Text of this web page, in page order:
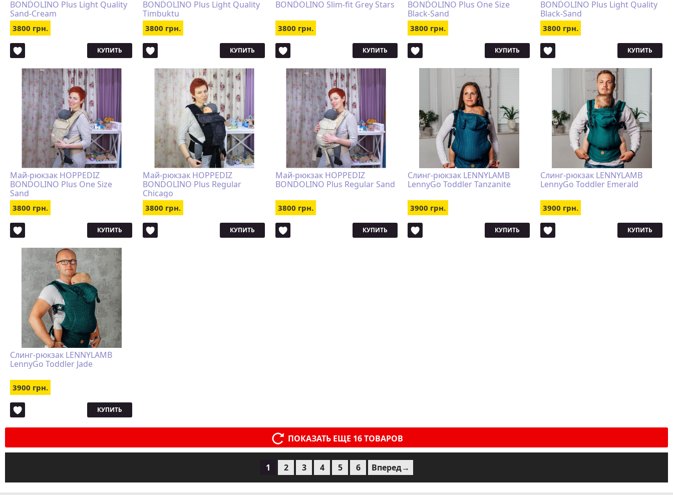
BONDOLINO Plus Light Quality
Sand-Cream
3800 грн.
КУПИТЬ
BONDOLINO Plus Light Quality
Timbuktu
3800 грн.
КУПИТЬ
BONDOLINO Slim-fit Grey Stars
3800 грн.
КУПИТЬ
BONDOLINO Plus One Size
Black-Sand
3800 грн.
КУПИТЬ
BONDOLINO Plus Light Quality
Black-Sand
3800 грн.
КУПИТЬ
Май-рюкзак HOPPEDIZ
BONDOLINO Plus One Size
Sand
3800 грн.
КУПИТЬ
Май-рюкзак HOPPEDIZ
BONDOLINO Plus Regular
Chicago
3800 грн.
КУПИТЬ
Май-рюкзак HOPPEDIZ
BONDOLINO Plus Regular Sand
3800 грн.
КУПИТЬ
Слинг-рюкзак LENNYLAMB
LennyGo Toddler Tanzanite
3900 грн.
КУПИТЬ
Слинг-рюкзак LENNYLAMB
LennyGo Toddler Emerald
3900 грн.
КУПИТЬ
Слинг-рюкзак LENNYLAMB
LennyGo Toddler Jade
3900 грн.
КУПИТЬ
ПОКАЗАТЬ ЕЩЕ 16 ТОВАРОВ
1 2 3 4 5 6 Вперед→